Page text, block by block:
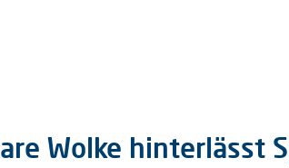
Wolke hinterlässt